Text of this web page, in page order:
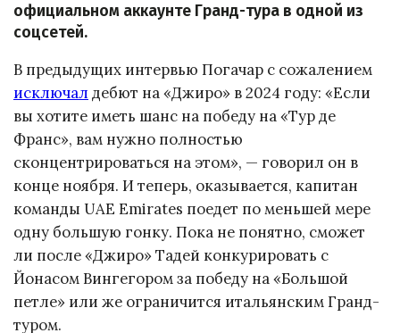
официальном аккаунте Гранд-тура в одной из
соцсетей.
В предыдущих интервью Погачар с сожалением
исключал дебют на «Джиро» в 2024 году: «Если
вы хотите иметь шанс на победу на «Тур де
Франс», вам нужно полностью
сконцентрироваться на этом», — говорил он в
конце ноября. И теперь, оказывается, капитан
команды UAE Emirates поедет по меньшей мере
одну большую гонку. Пока не понятно, сможет
ли после «Джиро» Тадей конкурировать с
Йонасом Вингегором за победу на «Большой
петле» или же ограничится итальянским Гранд-
туром.